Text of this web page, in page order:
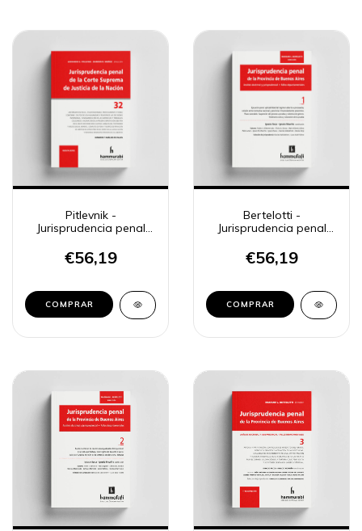
Pitlevnik -
Jurisprudencia penal
€56,19
COMPRAR
Bertelotti -
Jurisprudencia penal
€56,19
COMPRAR